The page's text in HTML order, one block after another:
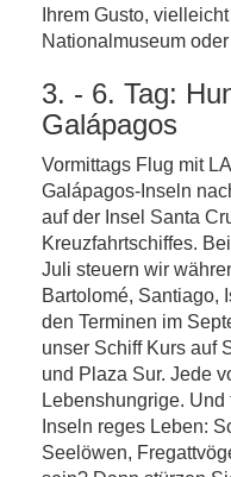
Ihrem Gusto,
Nationalmuseum
3. - 6. Tag:
Galápagos
Vormittags Flug mit
Galápagos-Inseln
auf der Insel Santa
Kreuzfahrtschiffes.
Juli steuern wir
Bartolomé, Santiago,
den Terminen im
unser Schiff Kurs auf
und Plaza Sur. Jede
Lebenshungrige.
Inseln reges Leben:
Seelöwen,